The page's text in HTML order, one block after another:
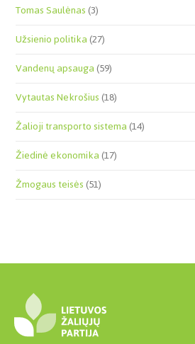
Tomas Saulėnas(3)
Užsienio politika(27)
Vandenų apsauga(59)
Vytautas Nekrošius(18)
Žalioji transporto sistema(14)
Žiedinė ekonomika(17)
Žmogaus teisės(51)